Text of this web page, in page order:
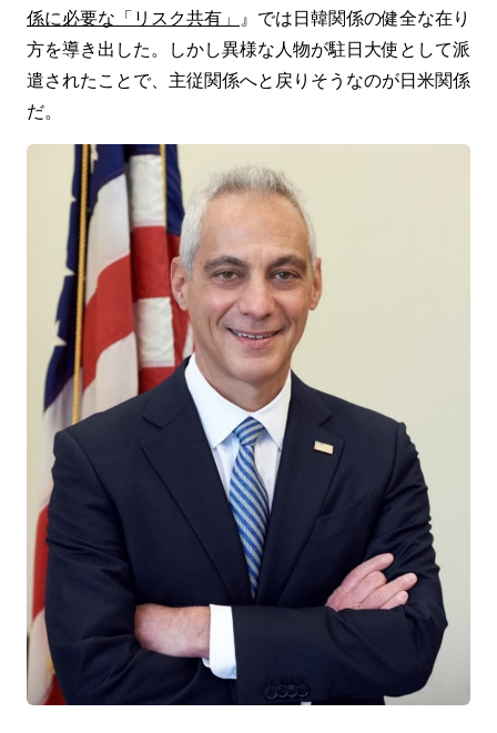
係に必要な「リスク共有」 』では日韓関係の健全な在り
方を導き出した。しかし異様な人物が駐日大使として派
遣されたことで、主従関係へと戻りそうなのが日米関係
だ。